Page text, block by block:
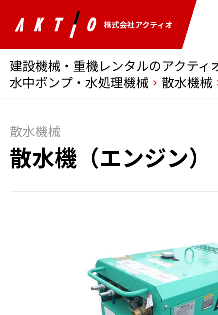
株式会社アクティオ
建設機械・重機レンタルのアクティ
水中ポンプ・水処理機械
散水機械
散水機械
散水機（エンジン）